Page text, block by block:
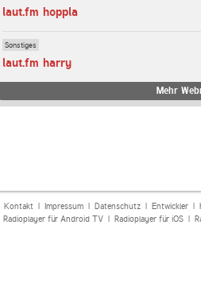
laut.fm hoppla
Sonstiges
laut.fm harry
Mehr
Kontakt| Impressum| Datenschutz| Entwickler|
Radioplayer für Android TV| Radioplayer für iOS|